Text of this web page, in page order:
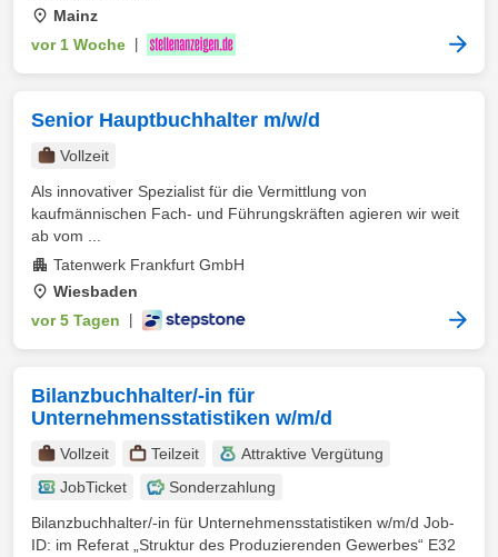
Mainz
vor 1 Woche
Senior Hauptbuchhalter m/w/d
Vollzeit
Als innovativer Spezialist für die Vermittlung von
kaufmännischen Fach- und Führungskräften agieren wir weit
ab vom ...
Tatenwerk Frankfurt GmbH
Wiesbaden
vor 5 Tagen
Bilanzbuchhalter/‑in für
Unternehmensstatistiken w/m/d
Vollzeit Teilzeit
Attraktive Vergütung
JobTicket
Sonderzahlung
Bilanzbuchhalter/‑in für Unternehmensstatistiken w/m/d Job-
ID: im Referat „Struktur des Produzierenden Gewerbes“ E32